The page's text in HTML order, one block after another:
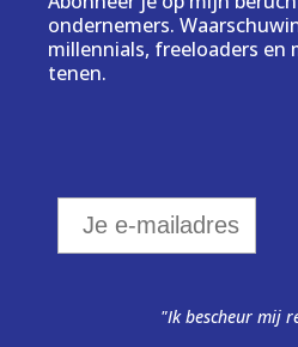
ondernemers.
millennials, freeloaders en
tenen.
"Ik bescheur mij